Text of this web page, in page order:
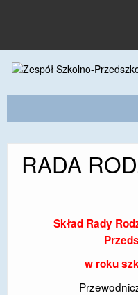
O SZKOLE
DLA RODZICÓW I
DLA PRACOWNIKÓW
RADA
Skład Rady
w roku